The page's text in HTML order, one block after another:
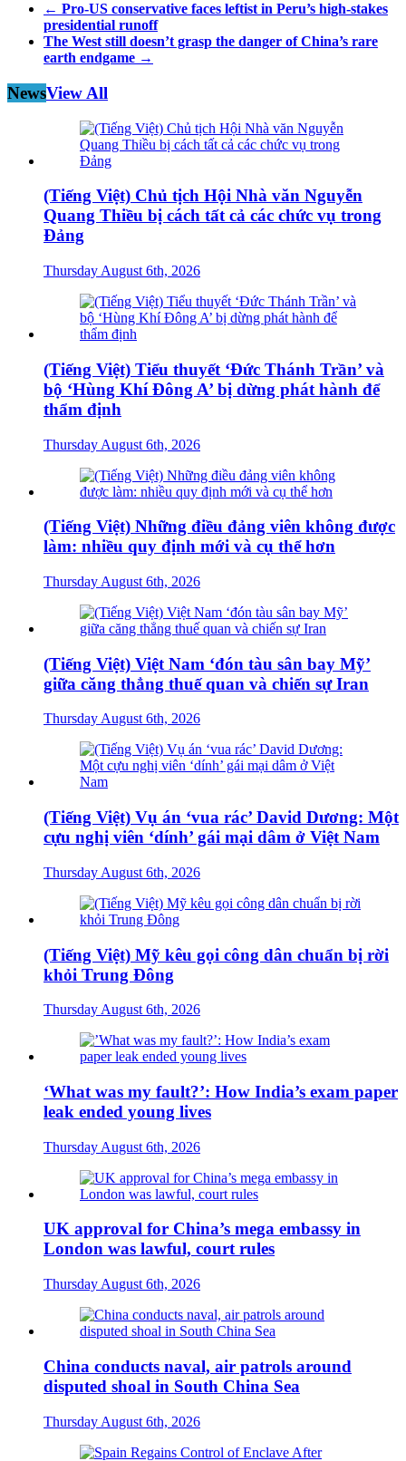
← Pro-US conservative faces leftist in Peru’s high-stakes
presidential runoff
The West still doesn’t grasp the danger of China’s rare
earth endgame →
NewsView All
(Tiếng Việt) Chủ tịch Hội Nhà văn Nguyễn
Quang Thiều bị cách tất cả các chức vụ trong
Đảng
Thursday August 6th, 2026
(Tiếng Việt) Tiểu thuyết ‘Đức Thánh Trần’ và
bộ ‘Hùng Khí Đông A’ bị dừng phát hành để
thẩm định
Thursday August 6th, 2026
(Tiếng Việt) Những điều đảng viên không được
làm: nhiều quy định mới và cụ thể hơn
Thursday August 6th, 2026
(Tiếng Việt) Việt Nam ‘đón tàu sân bay Mỹ’
giữa căng thẳng thuế quan và chiến sự Iran
Thursday August 6th, 2026
(Tiếng Việt) Vụ án ‘vua rác’ David Dương: Một
cựu nghị viên ‘dính’ gái mại dâm ở Việt Nam
Thursday August 6th, 2026
(Tiếng Việt) Mỹ kêu gọi công dân chuẩn bị rời
khỏi Trung Đông
Thursday August 6th, 2026
‘What was my fault?’: How India’s exam paper
leak ended young lives
Thursday August 6th, 2026
UK approval for China’s mega embassy in
London was lawful, court rules
Thursday August 6th, 2026
China conducts naval, air patrols around
disputed shoal in South China Sea
Thursday August 6th, 2026